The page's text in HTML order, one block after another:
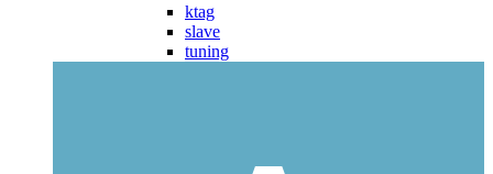
ktag
slave
tuning